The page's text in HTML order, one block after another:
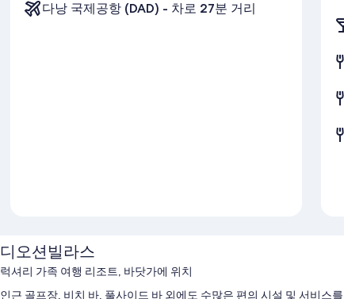
다낭 국제공항 (DAD) - 차로 27분 거리
디오션빌라스
럭셔리 가족 여행 리조트, 바닷가에 위치
인근 골프장, 비치 바, 풀사이드 바 외에도 수많은 편의 시설 및 서비스